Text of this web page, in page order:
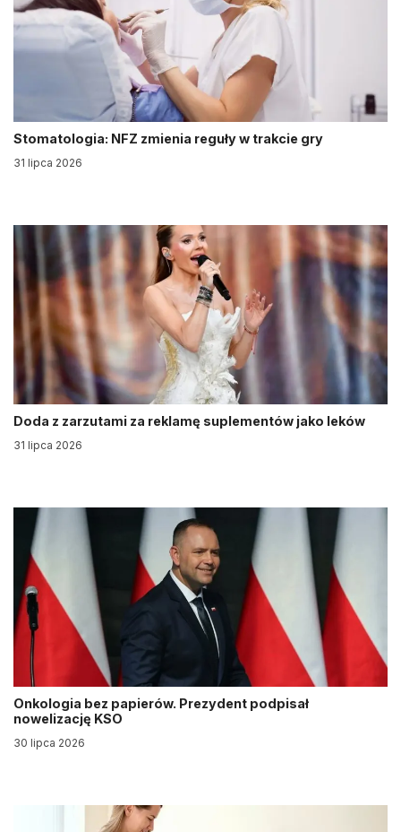
Stomatologia: NFZ zmienia reguły w trakcie gry
31 lipca 2026
Doda z zarzutami za reklamę suplementów jako leków
31 lipca 2026
Onkologia bez papierów. Prezydent podpisał
nowelizację KSO
30 lipca 2026